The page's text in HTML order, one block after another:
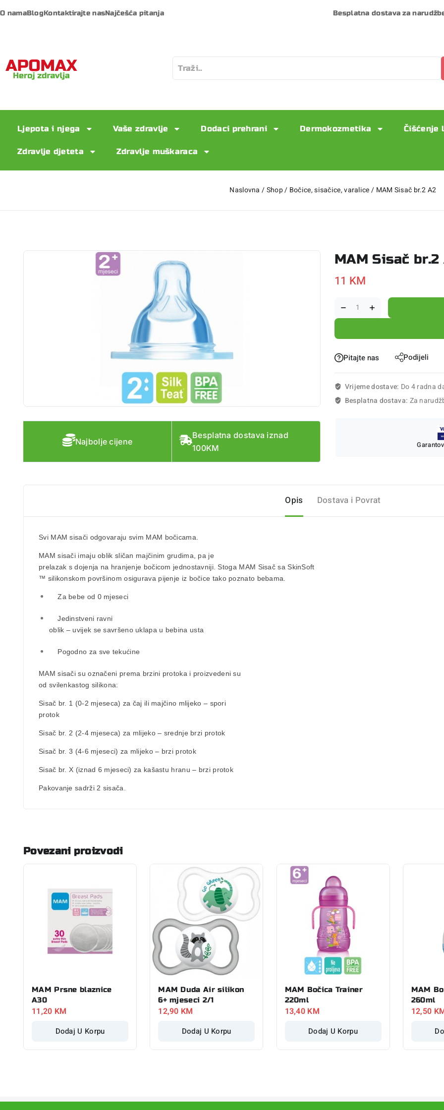
O namaBlogKontaktirajte nasNajčešća pitanja Besplatna dostava za
Ljepota i njega Vaše zdravlje Dodaci prehrani Dermokozmetika Čišćenje
Zdravlje djeteta Zdravlje muškaraca
Naslovna /Shop/ Bočice, sisačice, varalice/ MAM Sisač br.2 A2
Najbolje cijene
Besplatna dostava iznad
100KM
MAM Sisač br.2
11 KM
Pitajte nas Podijeli
Vrijeme dostave: Do 4 radna
Besplatna dostava: Za
Opis Dostava i Povrat
Svi MAM sisači odgovaraju svim MAM bočicama.
MAM sisači imajuoblik sličan majčinim grudima, pa je
prelazak s dojenja na hranjenje bočicom jednostavniji. Stoga MAM Sisač sa SkinSoft
™ silikonskom površinomosigurava pijenje iz bočice tako poznato bebama.
Za bebe od 0 mjeseci
Jedinstveni ravni
oblik – uvijek se savršeno uklapa u bebina usta
Pogodno za sve tekućine
MAM sisači su označeni prema brzini protokai proizvedeni su
od svilenkastog silikona:
Sisač br. 1 (0-2 mjeseca) za čaj ili majčino mlijeko – spori
protok
Sisač br. 2 (2-4 mjeseca) za mlijeko – srednje brzi protok
Sisač br. 3 (4-6 mjeseci) za mlijeko – brzi protok
Sisač br. X (iznad 6 mjeseci) za kašastu hranu – brzi protok
Pakovanje sadrži 2 sisača.
Povezani proizvodi
MAM Prsne blaznice
A30
11,20 KM
Dodaj U Korpu
MAM Duda Air silikon
6+ mjeseci 2/1
12,90 KM
Dodaj U Korpu
MAM Bočica Trainer
220ml
13,40 KM
Dodaj U Korpu
MAM
260ml
12,50